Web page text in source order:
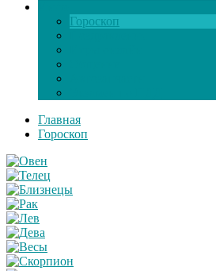
Гороскоп
Главная
Гороскоп